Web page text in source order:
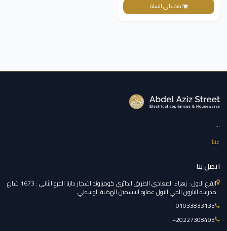
فضى
اضف الى السلة
...
عننا
اتصل بنا
الفرع الاول : زهراء المعادي الطريق الدائري كومباوند اشجار دارنا الفرع الثاني : 1673 شارع
مدرسه البارون الحي الاول عماره الياسمين الهضبة الوسطي
01033833133
‎+20227308493